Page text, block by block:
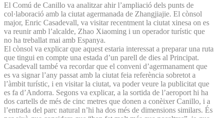
El Comú de Canillo va analitzar ahir l’ampliació dels punts de
col·laboració amb la ciutat agermanada de Zhangjiajie. El cònsol
major, Enric Casadevall, va visitar recentment la ciutat xinesa on es
va reunir amb l’alcalde, Zhao Xiaoming i un operador turístic que
no ha treballat mai amb Espanya.
El cònsol va explicar que aquest estaria interessat a preparar una ruta
que tingui en compte una estada d’un parell de dies al Principat.
Casadevall també va recordar que el conveni d’agermanament que
es va signar l’any passat amb la ciutat feia referència sobretot a
l’àmbit turístic, i en visitar la ciutat, va poder veure la publicitat que
es fa d’Andorra. Segons va explicar, a la sortida de l’aeroport hi ha
dos cartells de més de cinc metres que donen a conèixer Canillo, i a
l’entrada del parc natural n’hi ha dos més de dimensions similars. És